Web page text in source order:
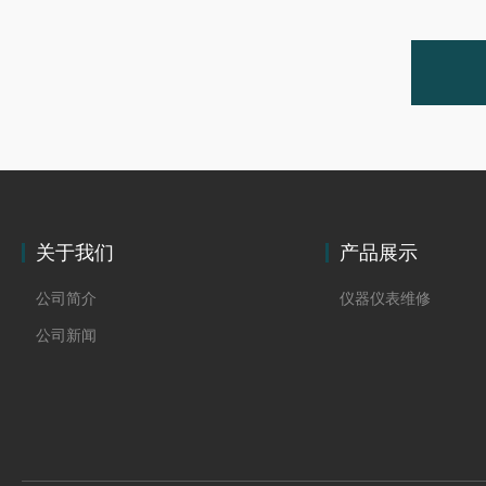
关于我们
公司简介
公司新闻
产品展示
仪器仪表维修